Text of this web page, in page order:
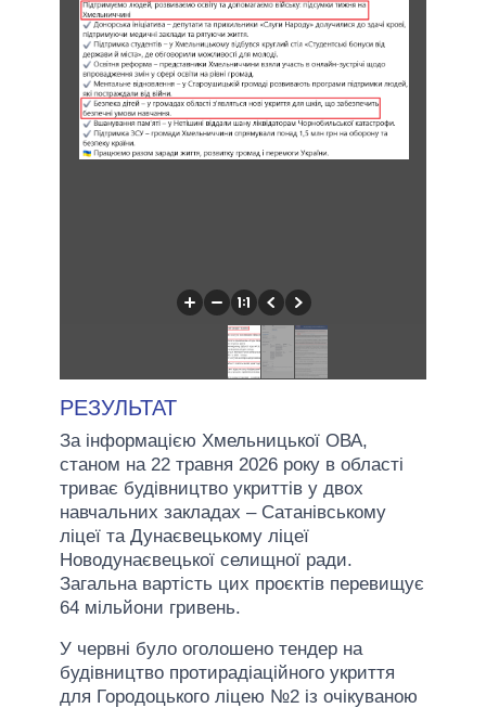
РЕЗУЛЬТАТ
За інформацією Хмельницької ОВА,
станом на 22 травня 2026 року в області
триває будівництво укриттів у двох
навчальних закладах – Сатанівському
ліцеї та Дунаєвецькому ліцеї
Новодунаєвецької селищної ради.
Загальна вартість цих проєктів перевищує
64 мільйони гривень.
У червні було оголошено тендер на
будівництво протирадіаційного укриття
для Городоцького ліцею №2 із очікуваною